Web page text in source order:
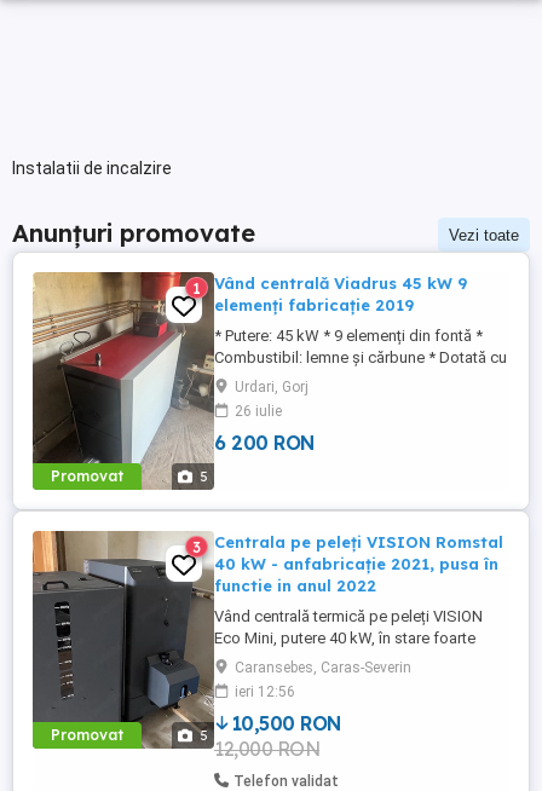
Instalatii de incalzire
Anunțuri promovate Vezi toate
Promovat 5
1
Vând centrală Viadrus 45 kW 9
elemenți fabricație 2019
* Putere: 45 kW * 9 elemenți din fontă *
Combustibil: lemne și cărbune * Dotată cu
controler electronic și ventilator de tiraj *
Fabricație 2019 * Stare foarte bună,
perfect funcțională, fără fisuri sau
defecțiuni. Se poate vedea în funcțiune și
Urdari, Gorj
26 iulie
6 200 RON
Promovat 5
3
Centrala pe peleți VISION Romstal
40 kW - anfabricație 2021, pusa în
functie in anul 2022
Vând centrală termică pe peleți VISION
Eco Mini, putere 40 kW, în stare foarte
bună de funcționare. Centrala a fost
achiziționată în anul 2022 și este potrivită
pentru încălzirea locuințelor, pensiunilor
sau spațiilor cu suprafețe mari. Date
tehnice: * Model: VISION Eco Mini *
Combustibil: peleți * ...
Caransebes, Caras-Severin
ieri 12:56
10,500 RON
12,000 RON
Telefon validat